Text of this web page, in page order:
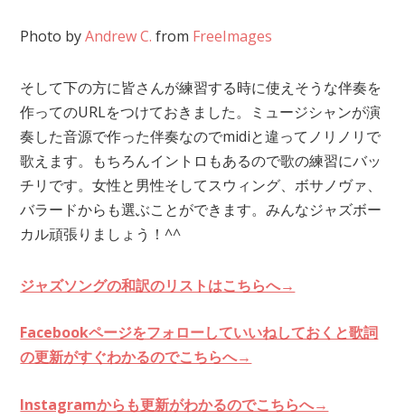
Photo byAndrew C. from FreeImages
そして下の方に皆さんが練習する時に使えそうな伴奏を
作ってのURLをつけておきました。ミュージシャンが演
奏した音源で作った伴奏なのでmidiと違ってノリノリで
歌えます。もちろんイントロもあるので歌の練習にバッ
チリです。女性と男性そしてスウィング、ボサノヴァ、
バラードからも選ぶことができます。みんなジャズボー
カル頑張りましょう！^^
ジャズソングの和訳のリストはこちらへ→
Facebookページをフォローしていいねしておくと歌詞
の更新がすぐわかるのでこちらへ→
Instagramからも更新がわかるのでこちらへ→